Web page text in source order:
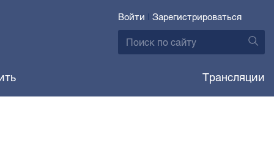
Войти | Зарегистрироваться
Трансляции